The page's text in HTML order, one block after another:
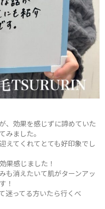
、効果を感じずに諦めていた
みました。
えてくれてとても好印象でし
果感じました！
も消えたいて肌がターンアッ
！
迷ってる方いたら行くべ